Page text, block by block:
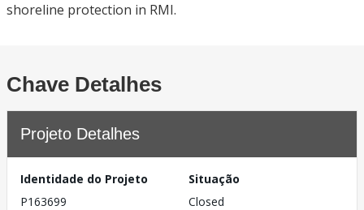
shoreline protection in RMI.
Chave Detalhes
Projeto Detalhes
Identidade do Projeto
P163699
Situação
Closed